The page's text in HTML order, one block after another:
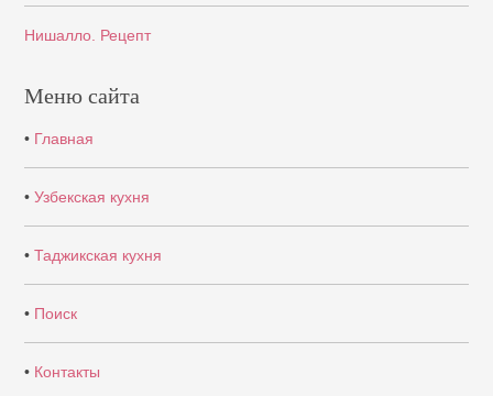
Нишалло. Рецепт
Меню сайта
• Главная
•Узбекская кухня
•Таджикская кухня
• Поиск
• Контакты